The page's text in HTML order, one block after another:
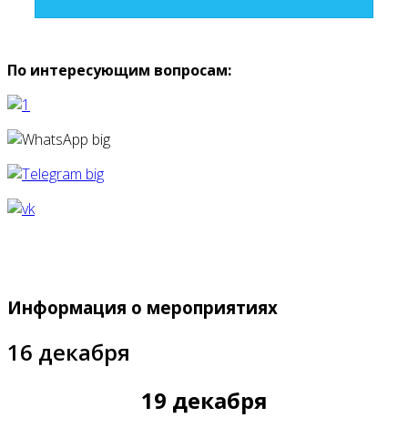
По интересующим вопросам:
Информация о мероприятиях
16 декабря
19 декабря